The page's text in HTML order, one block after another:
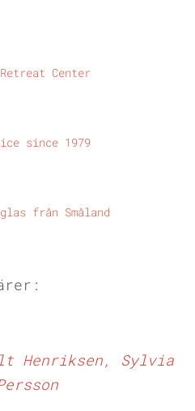
Center
since 1979
från Småland
Henriksen, Sylvia